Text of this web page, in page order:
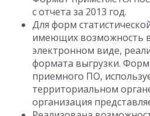
с отчета за 2013 год.
Для форм
имеющих возможность
электронном виде,
формата выгрузки.
приемного ПО,
территориальном
организация